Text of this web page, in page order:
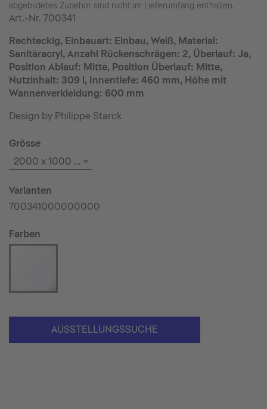
abgebildetes Zubehör sind nicht im Lieferumfang enthalten.
Art.-Nr. 700341
Rechteckig, Einbauart: Einbau, Weiß, Material:
Sanitäracryl, Anzahl Rückenschrägen: 2, Überlauf: Ja,
Position Ablauf: Mitte, Position Überlauf: Mitte,
Nutzinhalt: 309 l, Innentiefe: 460 mm, Höhe mit
Wannenverkleidung: 600 mm
Design by Philippe Starck
Grösse
2000 x 1000 mm
Varianten
700341000000000
Farben
AUSSTELLUNGSSUCHE